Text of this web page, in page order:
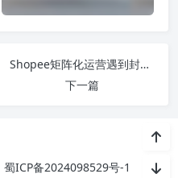
Shopee矩阵化运营遇到封店怎么办？
下一篇
蜀ICP备2024098529号-1